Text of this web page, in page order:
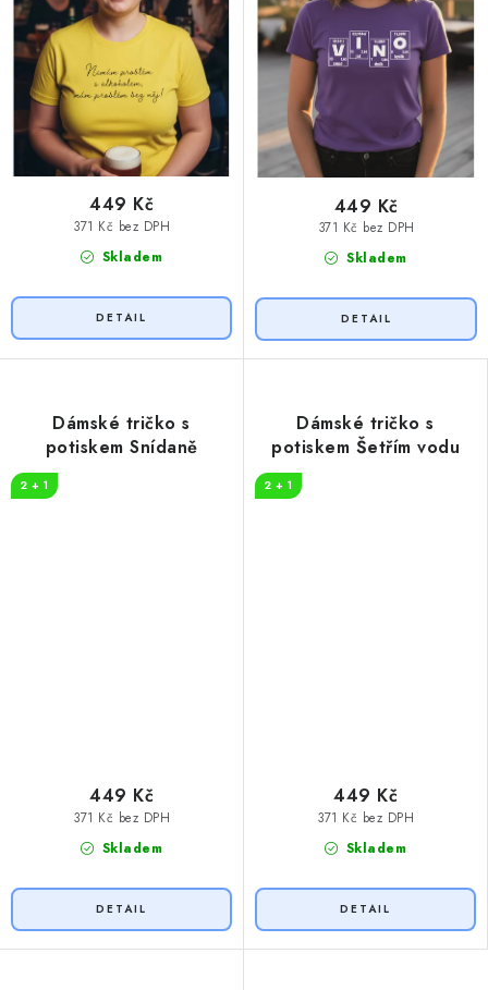
Skladem
371 Kč bez DPH
449 Kč
Skladem
371 Kč bez DPH
449 Kč
Dámské tričko s
potiskem Snídaně
2 + 1
Skladem
371 Kč bez DPH
449 Kč
Dámské tričko s
potiskem Šetřím vodu
2 + 1
Skladem
371 Kč bez DPH
449 Kč